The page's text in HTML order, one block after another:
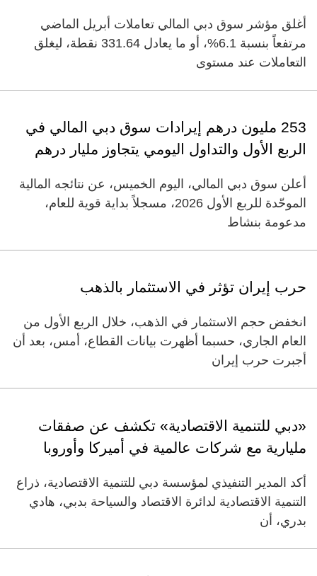
أغلق مؤشر سوق دبي المالي تعاملات أبريل الماضي
مرتفعاً بنسبة 6.1%، أو ما يعادل 331.64 نقطة، ليغلق
التعاملات عند مستوى
253 مليون درهم إيرادات سوق دبي المالي في
الربع الأول والتداول اليومي يتجاوز مليار درهم
أعلن سوق دبي المالي، اليوم الخميس، عن نتائجه المالية
الموحّدة للربع الأول 2026، مسجلاً بداية قوية للعام،
مدعومة بنشاط
حرب إيران تؤثر في الاستثمار بالذهب
انخفض حجم الاستثمار في الذهب، خلال الربع الأول من
العام الجاري، حسبما أظهرت بيانات القطاع، أمس، بعد أن
أجبرت حرب إيران
«دبي للتنمية الاقتصادية» تكشف عن صفقات
مليارية مع شركات عالمية في أميركا وأوروبا
أكد المدير التنفيذي لمؤسسة دبي للتنمية الاقتصادية، ذراع
التنمية الاقتصادية لدائرة الاقتصاد والسياحة بدبي، هادي
بدري، أن